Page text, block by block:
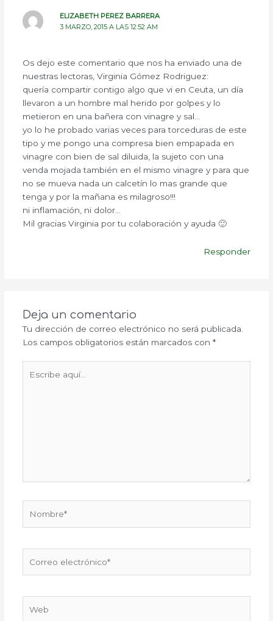
ELIZABETH PEREZ BARRERA
3 MARZO, 2015 A LAS 12:52 AM
Os dejo este comentario que nos ha enviado una de
nuestras lectoras, Virginia Gómez Rodriguez:
quería compartir contigo algo que vi en Ceuta, un día
llevaron a un hombre mal herido por golpes y lo
metieron en una bañera con vinagre y sal…
yo lo he probado varias veces para torceduras de este
tipo y me pongo una compresa bien empapada en
vinagre con bien de sal diluida, la sujeto con una
venda mojada también en el mismo vinagre y para que
no se mueva nada un calcetín lo mas grande que
tenga y por la mañana es milagroso!!!
ni inflamación, ni dolor…
Mil gracias Virginia por tu colaboración y ayuda 🙂
Responder
Deja un comentario
Tu dirección de correo electrónico no será publicada.
Los campos obligatorios están marcados con *
aquí...
electrónico*